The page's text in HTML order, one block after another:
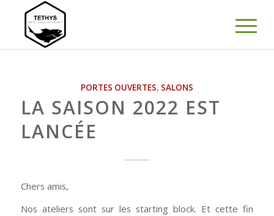
PORTES OUVERTES, SALONS
LA SAISON 2022 EST
LANCÉE
Chers amis,
Nos ateliers sont sur les starting block. Et cette fin